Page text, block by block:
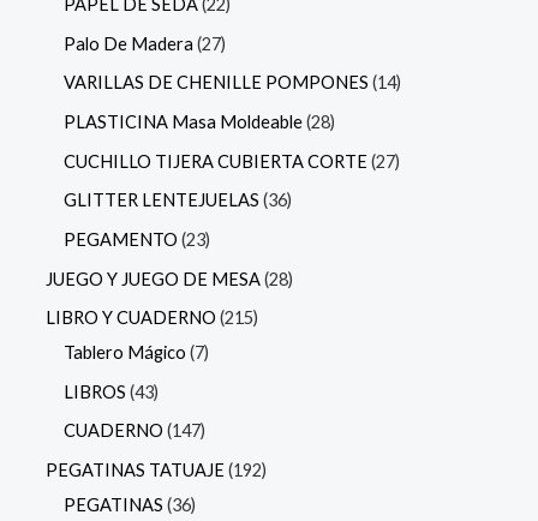
PAPEL DE SEDA 22
Palo De Madera 27
VARILLAS DE CHENILLE POMPONES 14
PLASTICINA Masa Moldeable 28
CUCHILLO TIJERA CUBIERTA CORTE 27
GLITTER LENTEJUELAS 36
PEGAMENTO 23
JUEGO Y JUEGO DE MESA 28
LIBRO Y CUADERNO 215
Tablero Mágico 7
LIBROS 43
CUADERNO 147
PEGATINAS TATUAJE 192
PEGATINAS 36